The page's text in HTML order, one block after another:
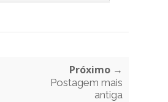
Próximo →
Postagem mais
antiga